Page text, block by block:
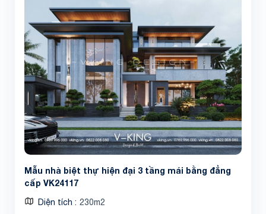
Mẫu nhà biệt thự hiện đại 3 tầng mái bằng đẳng
cấp VK24117
Diện tích 230m2